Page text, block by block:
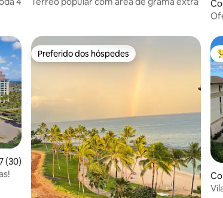
uma avaliação média de 5, 30 avaliações
(30)
Preferido dos hóspedes
Preferido dos hóspedes